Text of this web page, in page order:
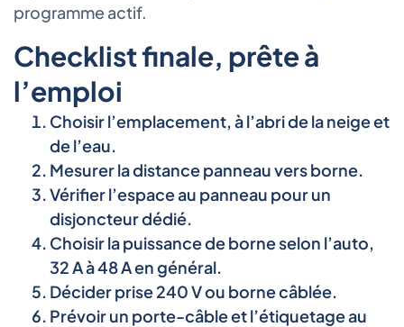
programme actif.
Checklist finale, prête à
l’emploi
Choisir l’emplacement, à l’abri de la neige et
de l’eau.
Mesurer la distance panneau vers borne.
Vérifier l’espace au panneau pour un
disjoncteur dédié.
Choisir la puissance de borne selon l’auto,
32 A à 48 A en général.
Décider prise 240 V ou borne câblée.
Prévoir un porte-câble et l’étiquetage au